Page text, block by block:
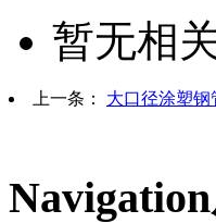
暂无相
上一条： 大口径涂塑钢
Navigation